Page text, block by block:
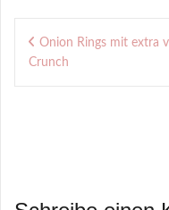
Onion Rings mit extra
Crunch